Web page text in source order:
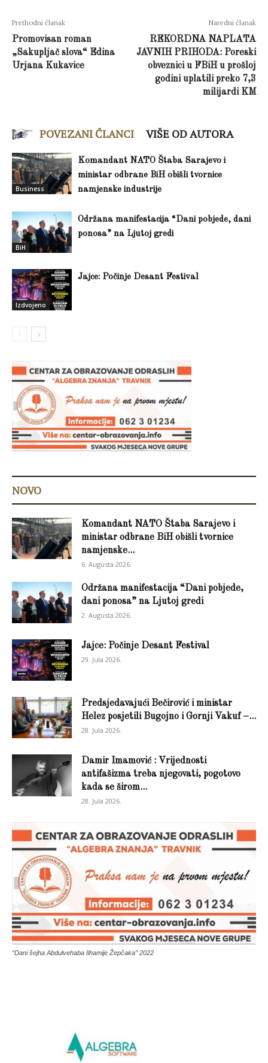
Prethodni članak
Promovisan roman
„Sakupljač slova“ Edina
Urjana Kukavice
Naredni članak
REKORDNA NAPLATA
JAVNIH PRIHODA: Poreski
obveznici u FBiH u prošloj
godini uplatili preko 7,3
milijardi KM
POVEZANI ČLANCI VIŠE OD AUTORA
Business
Komandant NATO Štaba Sarajevo i
ministar odbrane BiH obišli tvornice
namjenske industrije
BiH
Održana manifestacija “Dani pobjede, dani
ponosa” na Ljutoj gredi
Izdvojeno
Jajce: Počinje Desant Festival
NOVO
Komandant NATO Štaba Sarajevo i
ministar odbrane BiH obišli tvornice
namjenske...
6. Augusta 2026.
Održana manifestacija “Dani pobjede,
dani ponosa” na Ljutoj gredi
2. Augusta 2026.
Jajce: Počinje Desant Festival
29. Jula 2026.
Predsjedavajući Bečirović i ministar
Helez posjetili Bugojno i Gornji Vakuf –...
28. Jula 2026.
Damir Imamović : Vrijednosti
antifašizma treba njegovati, pogotovo
kada se širom...
28. Jula 2026.
“Dani šejha Abdulvehaba Ilhamije Žepčaka” 2022